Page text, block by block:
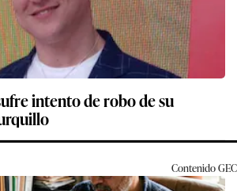
intento de robo de su
ContenidoGEC